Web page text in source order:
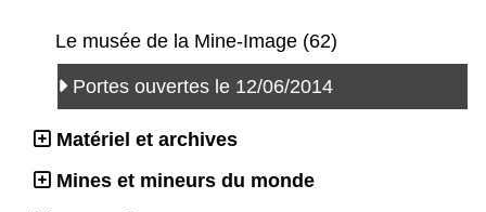
Le musée de la Mine-Image (62)
Portes ouvertes le 12/06/2014
Matériel et archives
Mines et mineurs du monde